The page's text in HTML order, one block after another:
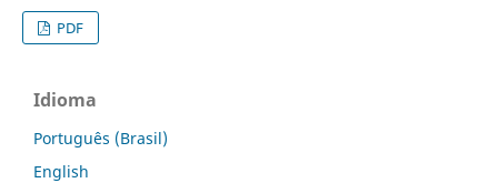
PDF
Idioma
Português (Brasil)
English